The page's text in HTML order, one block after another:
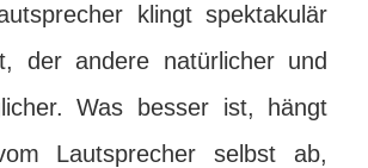
klingt spektakulär
der andere natürlicher und
Was besser ist, hängt
Lautsprecher selbst ab,